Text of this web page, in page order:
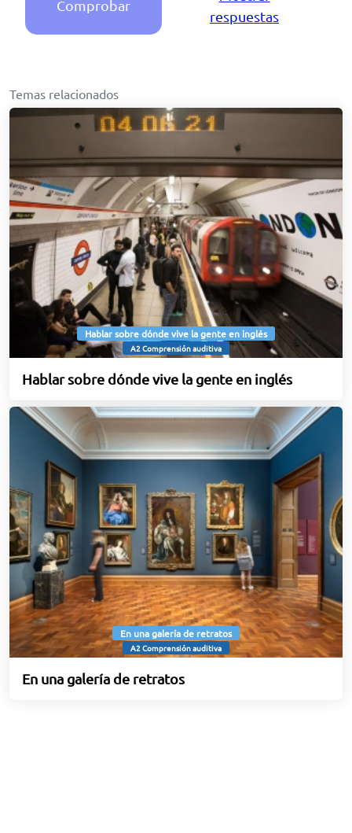
Comprobar
respuestas
Temas relacionados
Hablar sobre dónde vive la gente en inglés
A2 Comprensión auditiva
Hablar sobre dónde vive la gente en inglés
En una galería de retratos
A2 Comprensión auditiva
En una galería de retratos